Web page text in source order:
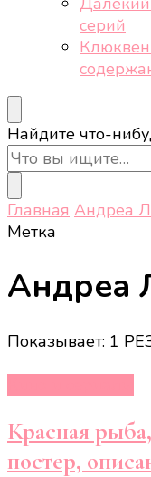
серий
Ищите
что-
то?
Найдите что-
Главная Андреа
Метка
Андреа
Показывает: 1
Красная
постер,